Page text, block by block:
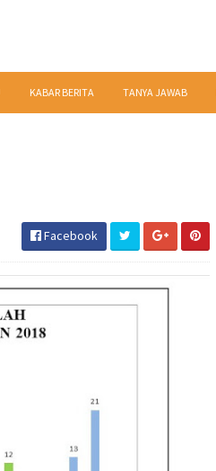
KABAR BERITA TANYA JAWAB
Facebook